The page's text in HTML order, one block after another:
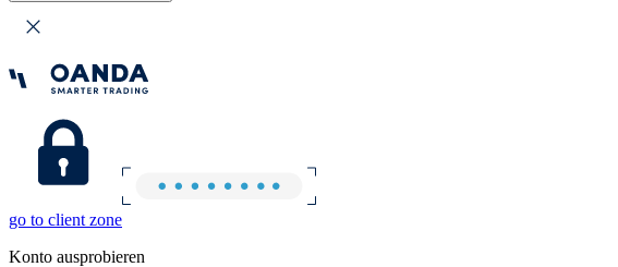
go to client zone
Konto ausprobieren